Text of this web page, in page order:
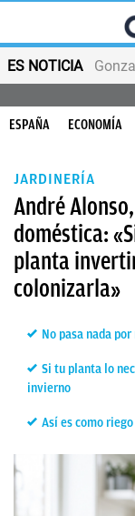
ES NOTICIA
ESPAÑA ECONOMÍA
JARDINERÍA
André
doméstica:
planta
colonizarla»
No pasa nada
Si tu planta lo
invierno
Así es como